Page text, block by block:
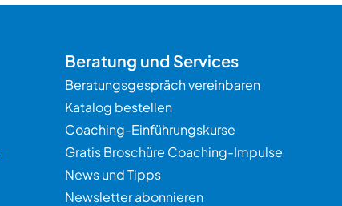
Beratung und Services
Beratungsgespräch vereinbaren
Katalog bestellen
Coaching-Einführungskurse
Gratis Broschüre Coaching-Impulse
News und Tipps
Newsletter abonnieren